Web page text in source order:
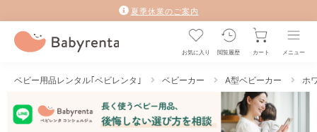
夏季休業のご案内
お気に入り 閲覧履歴 カート メニュー
ベビー用品レンタル｢ベビレンタ｣ ベビーカー A型ベビーカー ホ